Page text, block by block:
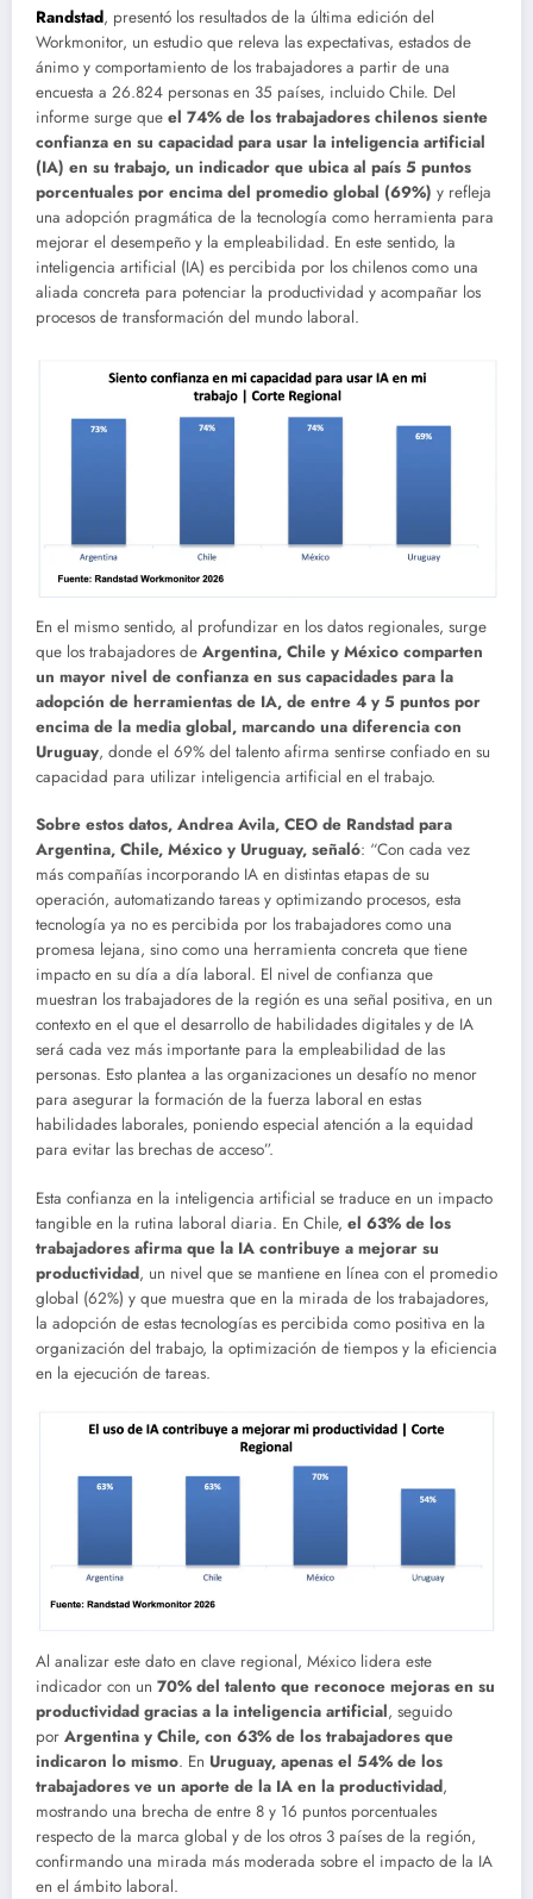
Randstad, presentó los resultados de la última edición del
Workmonitor, un estudio que releva las expectativas, estados de
ánimo y comportamiento de los trabajadores a partir de una
encuesta a 26.824 personas en 35 países, incluido Chile. Del
informe surge que el 74% de los trabajadores chilenos siente
confianza en su capacidad para usar la inteligencia artificial
(IA) en su trabajo, un indicador que ubica al país 5 puntos
porcentuales por encima del promedio global (69%) y refleja
una adopción pragmática de la tecnología como herramienta para
mejorar el desempeño y la empleabilidad. En este sentido, la
inteligencia artificial (IA) es percibida por los chilenos como una
aliada concreta para potenciar la productividad y acompañar los
procesos de transformación del mundo laboral.
En el mismo sentido, al profundizar en los datos regionales, surge
que los trabajadores de Argentina, Chile y México comparten
un mayor nivel de confianza en sus capacidades para la
adopción de herramientas de IA, de entre 4 y 5 puntos por
encima de la media global, marcando una diferencia con
Uruguay, donde el 69% del talento afirma sentirse confiado en su
capacidad para utilizar inteligencia artificial en el trabajo.
Sobre estos datos, Andrea Avila, CEO de Randstad para
Argentina, Chile, México y Uruguay, señaló: “Con cada vez
más compañías incorporando IA en distintas etapas de su
operación, automatizando tareas y optimizando procesos, esta
tecnología ya no es percibida por los trabajadores como una
promesa lejana, sino como una herramienta concreta que tiene
impacto en su día a día laboral. El nivel de confianza que
muestran los trabajadores de la región es una señal positiva, en un
contexto en el que el desarrollo de habilidades digitales y de IA
será cada vez más importante para la empleabilidad de las
personas. Esto plantea a las organizaciones un desafío no menor
para asegurar la formación de la fuerza laboral en estas
habilidades laborales, poniendo especial atención a la equidad
para evitar las brechas de acceso”.
Esta confianza en la inteligencia artificial se traduce en un impacto
tangible en la rutina laboral diaria. En Chile, el 63% de los
trabajadores afirma que la IA contribuye a mejorar su
productividad, un nivel que se mantiene en línea con el promedio
global (62%) y que muestra que en la mirada de los trabajadores,
la adopción de estas tecnologías es percibida como positiva en la
organización del trabajo, la optimización de tiempos y la eficiencia
en la ejecución de tareas.
Al analizar este dato en clave regional, México lidera este
indicador con un 70% del talento que reconoce mejoras en su
productividad gracias a la inteligencia artificial, seguido
por Argentina y Chile, con 63% de los trabajadores que
indicaron lo mismo. En Uruguay, apenas el 54% de los
trabajadores ve un aporte de la IA en la productividad,
mostrando una brecha de entre 8 y 16 puntos porcentuales
respecto de la marca global y de los otros 3 países de la región,
confirmando una mirada más moderada sobre el impacto de la IA
en el ámbito laboral.